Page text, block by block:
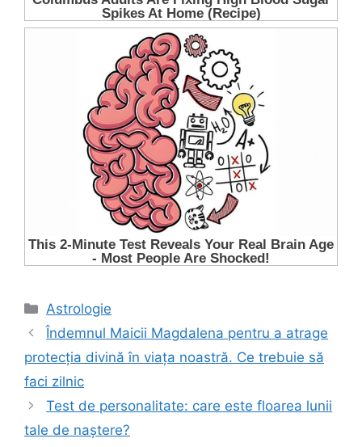
Categorii
Astrologie
Îndemnul Maicii Magdalena pentru a atrage
protecția divină în viața noastră. Ce trebuie să
faci zilnic
Test de personalitate: care este floarea lunii
tale de naștere?